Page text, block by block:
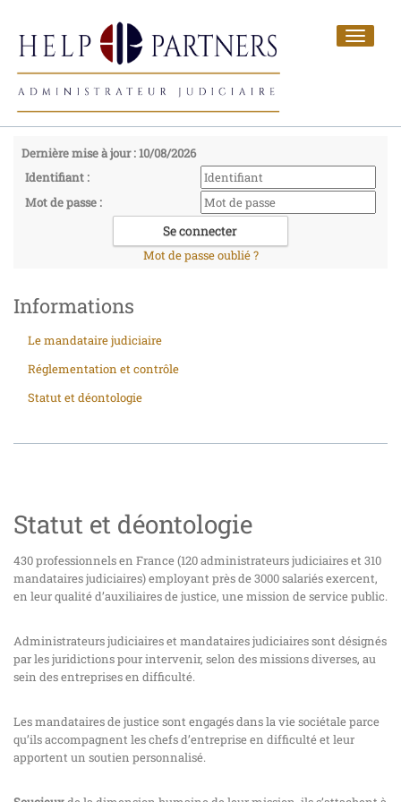
Toggle
Dernière mise à jour : 10/08/2026
Identifiant :
Mot de passe :
Mot de passe oublié ?
Informations
Le mandataire judiciaire
Réglementation et contrôle
Statut et déontologie
Statut et déontologie
430 professionnels en France (120 administrateurs judiciaires et 310
mandataires judiciaires) employant près de 3000 salariés exercent,
en leur qualité d’auxiliaires de justice, une mission de service public.
Administrateurs judiciaires et mandataires judiciaires sont désignés
par les juridictions pour intervenir, selon des missions diverses, au
sein des entreprises en difficulté.
Les mandataires de justice sont engagés dans la vie sociétale parce
qu’ils accompagnent les chefs d’entreprise en difficulté et leur
apportent un soutien personnalisé.